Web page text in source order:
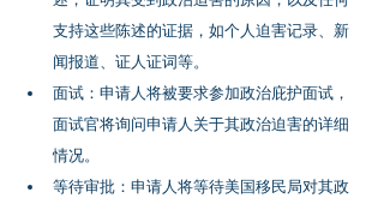
支持这些陈述的证据，如个人迫害记录、新
闻报道、证人证词等。
面试：申请人将被要求参加政治庇护面试，
面试官将询问申请人关于其政治迫害的详细
情况。
等待审批：申请人将等待美国移民局对其政